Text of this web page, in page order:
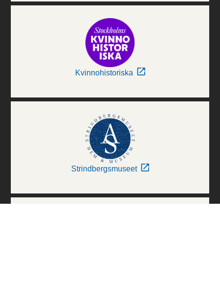
Kvinnohistoriska
Strindbergsmuseet